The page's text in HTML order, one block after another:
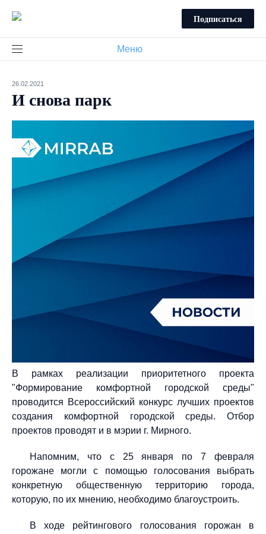
Подписаться
Меню
26.02.2021
И снова парк
В рамках реализации приоритетного проекта
"Формирование комфортной городской среды"
проводится Всероссийский конкурс лучших проектов
создания комфортной городской среды. Отбор
проектов проводят и в мэрии г. Мирного.
Напомним, что с 25 января по 7 февраля
горожане могли с помощью голосования выбрать
конкретную общественную территорию города,
которую, по их мнению, необходимо благоустроить.
В ходе рейтингового голосования горожан в